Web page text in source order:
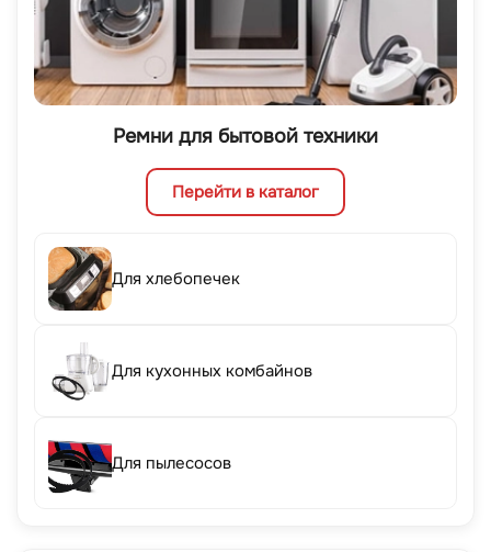
Ремни для бытовой техники
Перейти в каталог
Для хлебопечек
Для кухонных комбайнов
Для пылесосов